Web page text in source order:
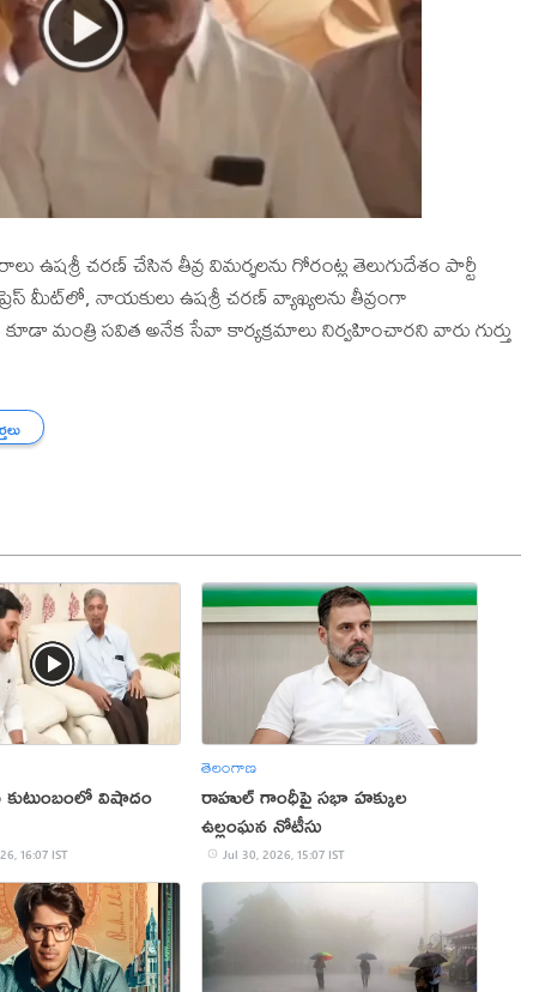
ఉషశ్రీ చరణ్ చేసిన తీవ్ర విమర్శలను గోరంట్ల తెలుగుదేశం పార్టీ
మీట్‌లో, నాయకులు ఉషశ్రీ చరణ్ వ్యాఖ్యలను తీవ్రంగా
కూడా మంత్రి సవిత అనేక సేవా కార్యక్రమాలు నిర్వహించారని వారు గుర్తు
విషాదం
16:07 IST
తెలంగాణ
రాహుల్ గాంధీపై సభా హక్కుల
ఉల్లంఘన నోటీసు
Jul 30, 2026, 15:07 IST